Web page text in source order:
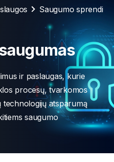
Saugumo
ir paslaugas, kurie
procesų, tvarkomos
atsparumą
saugumo